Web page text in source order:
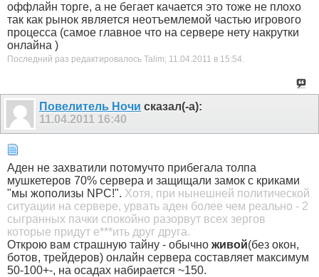
оффлайн торге, а не бегает качается это тоже не плохо
так как рынок является неотъемлемой частью игрового
процесса (самое главное что на сервере нету накрутки
онлайна )
Последний раз редактировалось Talim; 11.04.2011 в 15:54.
Пoвелитель Ночи сказал(-а):
11.04.2011 16:40
Аден не захватили потомучто прибегала толпа
мушкетеров 70% сервера и защищали замок с криками
"мы жополизы NPC!". Хотя, при нынешней политической
ситуации на сервере, урвать аден более чем реально - 2
сыгранных пачки спокойно разорвут всех зергов
которые придут е***ить друг друга.
Открою вам страшную тайну - обычно живой(без окон,
ботов, трейдеров) онлайн сервера составляет максимум
50-100+-, на осадах набирается ~150.